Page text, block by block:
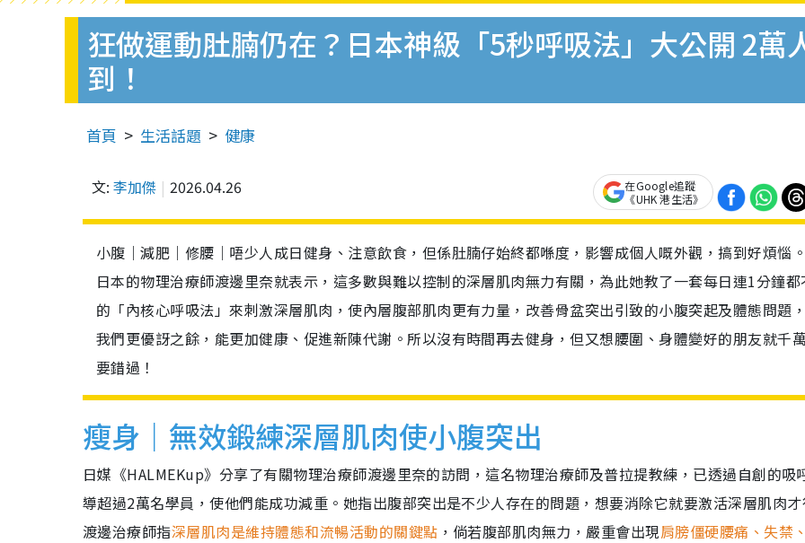
狂做運動肚腩仍在？日本神級「5秒呼吸法」大公開 2萬
到！
首頁 生活話題 健康
文: 李加傑 2026.04.26
在Google追蹤
《UHK 港生活》
小腹｜減肥｜修腰｜唔少人成日健身、注意飲食，但係肚腩仔始終都喺度，影響成個人嘅外觀，搞到好煩惱
日本的物理治療師渡邊里奈就表示，這多數與難以控制的深層肌肉無力有關，為此她教了一套每日連1分鐘都
的「內核心呼吸法」來刺激深層肌肉，使內層腹部肌肉更有力量，改善骨盆突出引致的小腹突起及體態問題
我們更優訝之餘，能更加健康、促進新陳代謝。所以沒有時間再去健身，但又想腰圍、身體變好的朋友就千
要錯過！
瘦身｜無效鍛練深層肌肉使小腹突出
日媒《HALMEKup》分享了有關物理治療師渡邊里奈的訪問，這名物理治療師及普拉提教練，已透過自創的吸
導超過2萬名學員，使他們能成功減重。她指出腹部突出是不少人存在的問題，想要消除它就要激活深層肌肉
渡邊治療師指深層肌肉是維持體態和流暢活動的關鍵點 ，倘若腹部肌肉無力，嚴重會出現肩膀僵硬腰痛、失禁